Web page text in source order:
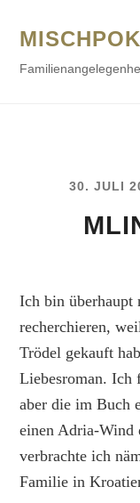
30. JULI
Ich bin überhaupt
recherchieren,
Trödel gekauft
Liebesroman. Ich
aber die im Buch
einen Adria-Wind
verbrachte ich
Familie in